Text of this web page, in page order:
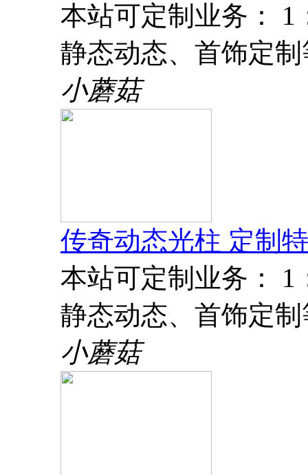
本站可定制业务： 1
静态动态、首饰定
小蘑菇
传奇动态光柱 定制
本站可定制业务： 1
静态动态、首饰定
小蘑菇